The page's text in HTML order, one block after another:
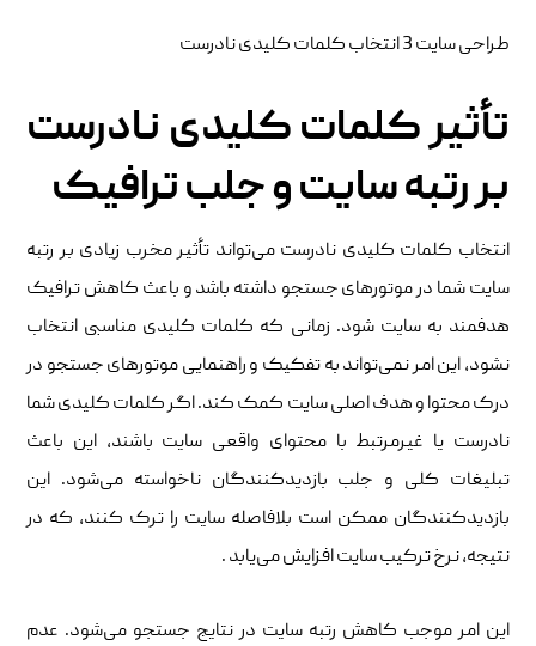
طراحی سایت 3 انتخاب کلمات کلیدی نادرست
تأثیر کلمات کلیدی نادرست
بر رتبه سایت و جلب ترافیک
انتخاب کلمات کلیدی نادرست می‌تواند تأثیر مخرب زیادی بر رتبه
سایت شما در موتورهای جستجو داشته باشد و باعث کاهش ترافیک
هدفمند به سایت شود. زمانی که کلمات کلیدی مناسبی انتخاب
نشود، این امر نمی‌تواند به تفکیک و راهنمایی موتورهای جستجو در
درک محتوا و هدف اصلی سایت کمک کند. اگر کلمات کلیدی شما
نادرست یا غیرمرتبط با محتوای واقعی سایت باشند، این باعث
تبلیغات کلی و جلب بازدیدکنندگان ناخواسته می‌شود. این
بازدیدکنندگان ممکن است بلافاصله سایت را ترک کنند، که در
نتیجه، نرخ ترکیب سایت افزایش می‌یابد .
این امر موجب کاهش رتبه سایت در نتایج جستجو می‌شود. عدم